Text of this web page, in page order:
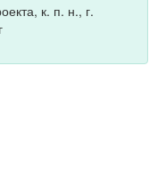
к. п. н., г.